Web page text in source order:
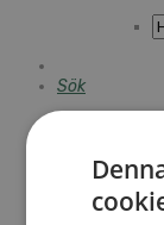
Sök
Mobile box